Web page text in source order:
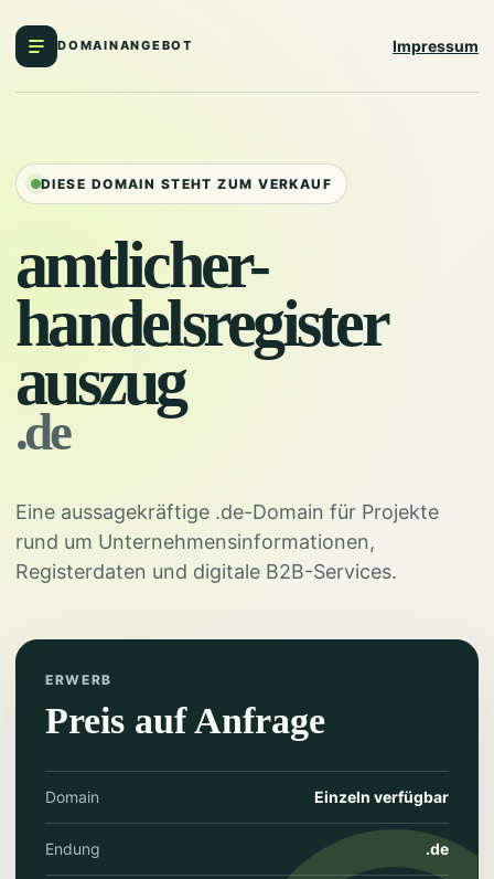
DOMAINANGEBOT Impressum
DIESE DOMAIN STEHT ZUM VERKAUF
amtlicher-
handelsregister
auszug
.de
Eine aussagekräftige .de-Domain für Projekte
rund um Unternehmensinformationen,
Registerdaten und digitale B2B-Services.
ERWERB
Preis auf Anfrage
Domain Einzeln verfügbar
Endung .de